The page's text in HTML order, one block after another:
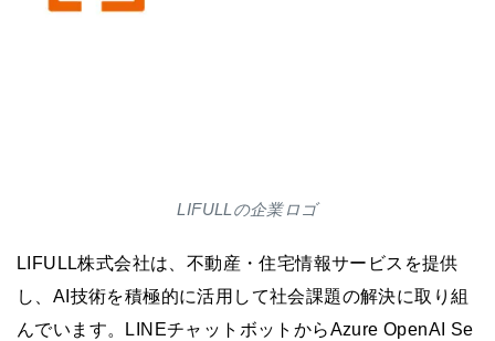
LIFULLの企業ロゴ
LIFULL株式会社は、不動産・住宅情報サービスを提供
し、AI技術を積極的に活用して社会課題の解決に取り組
んでいます。LINEチャットボットからAzure OpenAI Se